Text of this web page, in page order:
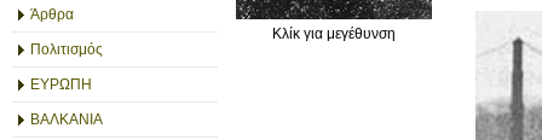
Άρθρα
Πολιτισμός
ΕΥΡΩΠΗ
ΒΑΛΚΑΝΙΑ
Κλίκ για μεγέθυνση